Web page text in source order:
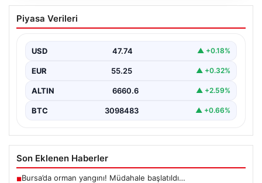
Kelebek.Org İle Dijital İletişimin
Sertifikalı Adresi Ve Chat Deneyimi
irtibat sağlaması ciddi bir hassasiyet barındırmaktadır.
Güncel olarak…
Piyasa Verileri
USD 47.74 ▲ +0.18%
EUR 55.25 ▲ +0.32%
ALTIN 6660.6 ▲ +2.59%
BTC 3098483 ▲ +0.66%
Son Eklenen Haberler
■Bursa’da orman yangını! Müdahale başlatıldı…